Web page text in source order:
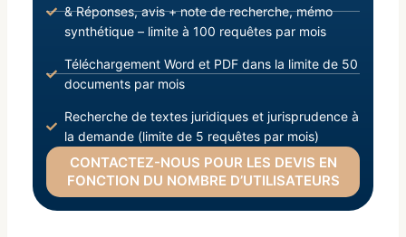
& Réponses, avis + note de recherche, mémo
synthétique – limite à 100 requêtes par mois
Téléchargement Word et PDF dans la limite de 50
documents par mois
Recherche de textes juridiques et jurisprudence à
la demande (limite de 5 requêtes par mois)
CONTACTEZ-NOUS POUR LES DEVIS EN
FONCTION DU NOMBRE D’UTILISATEURS